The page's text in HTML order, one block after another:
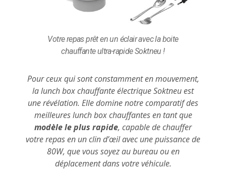
Votre repas prêt en un éclair avec la boite
chauffante ultra-rapide Soktneu !
Pour ceux qui sont constamment en mouvement,
la lunch box chauffante électrique Soktneu est
une révélation. Elle domine notre comparatif des
meilleures lunch box chauffantes en tant que
modèle le plus rapide, capable de chauffer
votre repas en un clin d’œil avec une puissance de
80W, que vous soyez au bureau ou en
déplacement dans votre véhicule.